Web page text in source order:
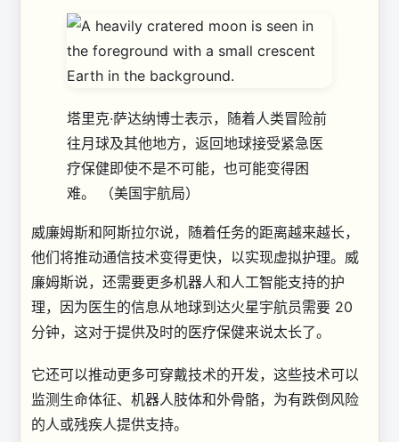
塔里克·萨达纳博士表示，随着人类冒险前
往月球及其他地方，返回地球接受紧急医
疗保健即使不是不可能，也可能变得困
难。
（美国宇航局）
威廉姆斯和阿斯拉尔说，随着任务的距离越来越长，
他们将推动通信技术变得更快，以实现虚拟护理。威
廉姆斯说，还需要更多机器人和人工智能支持的护
理，因为医生的信息从地球到达火星宇航员需要 20
分钟，这对于提供及时的医疗保健来说太长了。
它还可以推动更多可穿戴技术的开发，这些技术可以
监测生命体征、机器人肢体和外骨骼，为有跌倒风险
的人或残疾人提供支持。